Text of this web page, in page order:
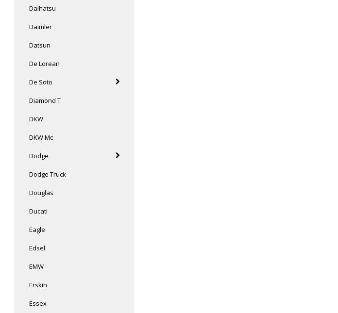
Daihatsu
Daimler
Datsun
De Lorean
De Soto
Diamond T
DKW
DKW Mc
Dodge
Dodge Truck
Douglas
Ducati
Eagle
Edsel
EMW
Erskin
Essex